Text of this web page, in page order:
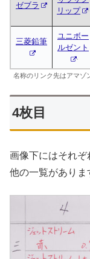
ゼブラ
リップ
三菱鉛筆
ユニボー
ルゼント
名称のリンク先はアマゾ
4枚目
画像下にはそれ
他の一覧がありま